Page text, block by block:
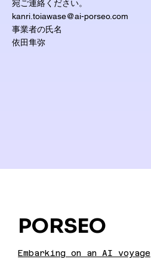
宛ご連絡ください。
kanri.toiawase@ai-porseo.com
事業者の氏名
依田隼弥
PORSEO
Embarking on an AI voyage